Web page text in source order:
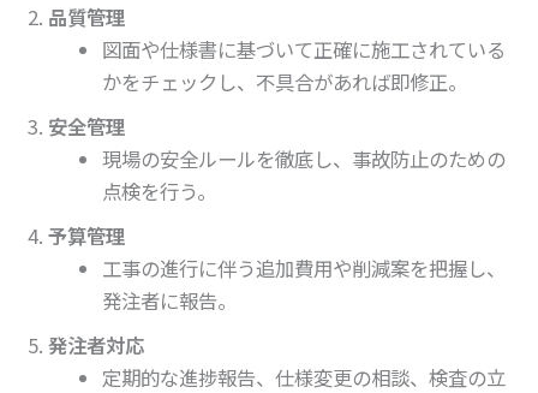
品質管理
図面や仕様書に基づいて正確に施工されている
かをチェックし、不具合があれば即修正。
安全管理
現場の安全ルールを徹底し、事故防止のための
点検を行う。
予算管理
工事の進行に伴う追加費用や削減案を把握し、
発注者に報告。
発注者対応
定期的な進捗報告、仕様変更の相談、検査の立